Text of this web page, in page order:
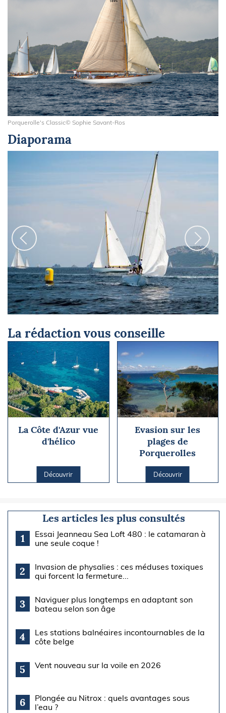
Porquerolle's Classic© Sophie Savant-Ros
Diaporama
La rédaction vous conseille
La Côte d'Azur vue
d'hélico
Découvrir
Evasion sur les
plages de
Porquerolles
Découvrir
Les articles les plus consultés
1
Essai Jeanneau Sea Loft 480 : le catamaran à
une seule coque !
2
Invasion de physalies : ces méduses toxiques
qui forcent la fermeture...
3
Naviguer plus longtemps en adaptant son
bateau selon son âge
4
Les stations balnéaires incontournables de la
côte belge
5 Vent nouveau sur la voile en 2026
6
Plongée au Nitrox : quels avantages sous
l’eau ?